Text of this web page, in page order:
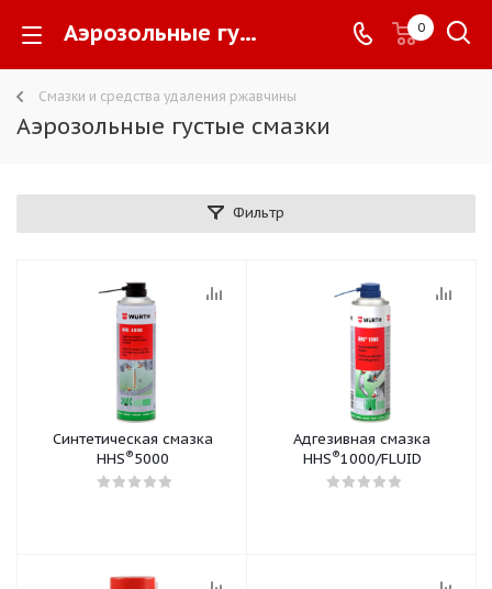
Аэрозольные густые смазки - 0
Смазки и средства удаления ржавчины
Аэрозольные густые смазки
Фильтр
Синтетическая смазка
HHS®5000
Адгезивная смазка
HHS®1000/FLUID